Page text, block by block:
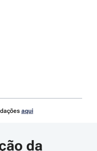
aqui
da